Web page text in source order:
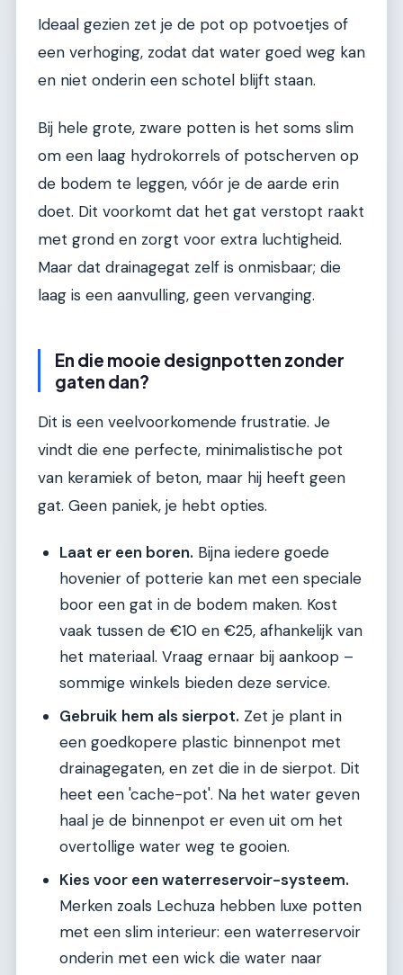
Ideaal gezien zet je de pot op potvoetjes of
een verhoging, zodat dat water goed weg kan
en niet onderin een schotel blijft staan.
Bij hele grote, zware potten is het soms slim
om een laag hydrokorrels of potscherven op
de bodem te leggen, vóór je de aarde erin
doet. Dit voorkomt dat het gat verstopt raakt
met grond en zorgt voor extra luchtigheid.
Maar dat drainagegat zelf is onmisbaar; die
laag is een aanvulling, geen vervanging.
En die mooie designpotten zonder
gaten dan?
Dit is een veelvoorkomende frustratie. Je
vindt die ene perfecte, minimalistische pot
van keramiek of beton, maar hij heeft geen
gat. Geen paniek, je hebt opties.
Laat er een boren. Bijna iedere goede
hovenier of potterie kan met een speciale
boor een gat in de bodem maken. Kost
vaak tussen de €10 en €25, afhankelijk van
het materiaal. Vraag ernaar bij aankoop –
sommige winkels bieden deze service.
Gebruik hem als sierpot. Zet je plant in
een goedkopere plastic binnenpot met
drainagegaten, en zet die in de sierpot. Dit
heet een 'cache-pot'. Na het water geven
haal je de binnenpot er even uit om het
overtollige water weg te gooien.
Kies voor een waterreservoir-systeem.
Merken zoals Lechuza hebben luxe potten
met een slim interieur: een waterreservoir
onderin met een wick die water naar